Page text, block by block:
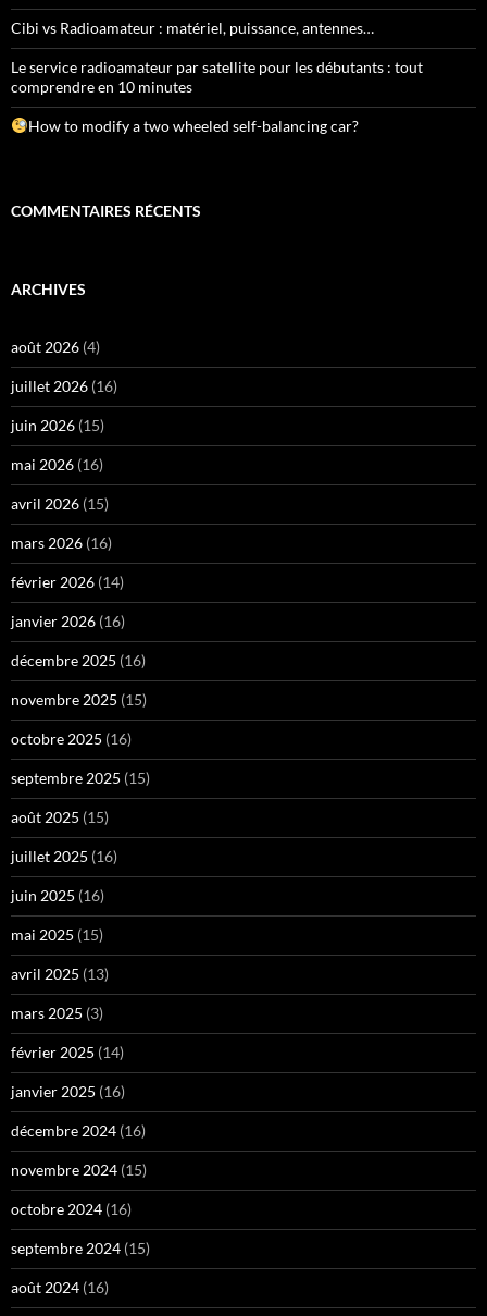
Cibi vs Radioamateur : matériel, puissance, antennes…
Le service radioamateur par satellite pour les débutants : tout
comprendre en 10 minutes
How to modify a two wheeled self-balancing car?
COMMENTAIRES RÉCENTS
ARCHIVES
août 2026 (4)
juillet 2026 (16)
juin 2026 (15)
mai 2026 (16)
avril 2026 (15)
mars 2026 (16)
février 2026 (14)
janvier 2026 (16)
décembre 2025 (16)
novembre 2025 (15)
octobre 2025 (16)
septembre 2025 (15)
août 2025 (15)
juillet 2025 (16)
juin 2025 (16)
mai 2025 (15)
avril 2025 (13)
mars 2025 (3)
février 2025 (14)
janvier 2025 (16)
décembre 2024 (16)
novembre 2024 (15)
octobre 2024 (16)
septembre 2024 (15)
août 2024 (16)